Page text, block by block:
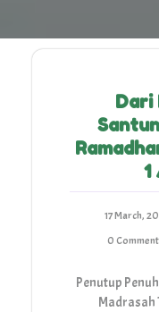
Dari
1
17 March,
0
Penutup
Madrasah